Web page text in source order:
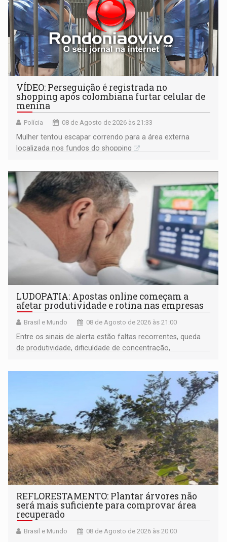
VÍDEO: Perseguição é registrada no
shopping após colombiana furtar celular de
menina
Polícia 08 de Agosto de 2026 às 21:33
Mulher tentou escapar correndo para a área externa
localizada nos fundos do shopping
LUDOPATIA: Apostas online começam a
afetar produtividade e rotina nas empresas
Brasil e Mundo 08 de Agosto de 2026 às 21:00
Entre os sinais de alerta estão faltas recorrentes, queda
de produtividade, dificuldade de concentração,
REFLORESTAMENTO: Plantar árvores não
será mais suficiente para comprovar área
recuperado
Brasil e Mundo 08 de Agosto de 2026 às 20:00